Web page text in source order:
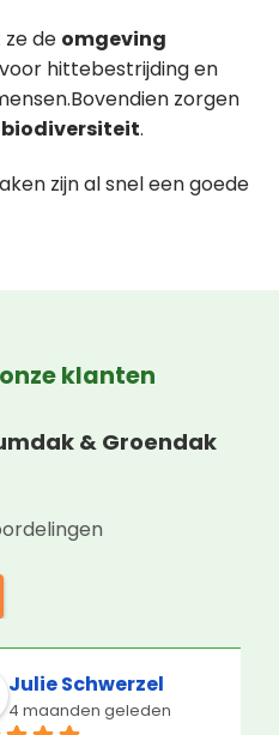
de omgeving
hittebestrijding en
zorgen
biodiversiteit.
zijn al snel een goede
klanten
& Groendak